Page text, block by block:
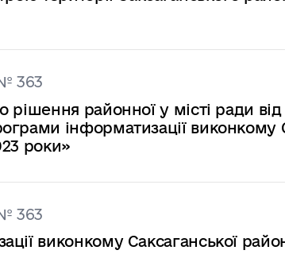
363
районної у місті ради
інформатизації виконкому
роки»
363
виконкому Саксаганської